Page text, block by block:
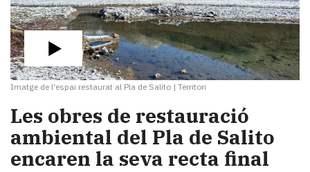
Imatge de l'espai restaurat al Pla de Salito | Territori
Les obres de restauració
ambiental del Pla de Salito
encaren la seva recta final